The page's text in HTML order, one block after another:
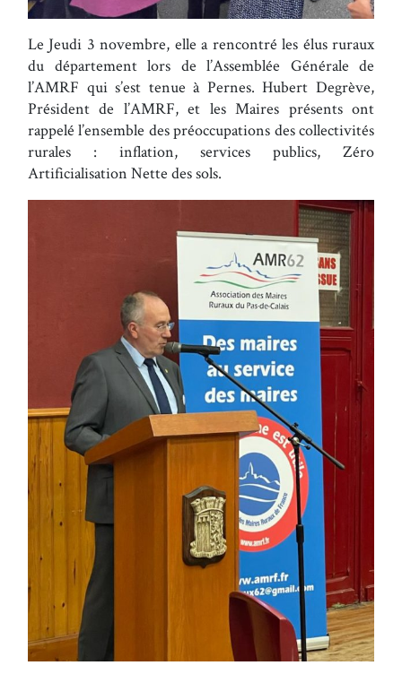
Le Jeudi 3 novembre, elle a rencontré les élus ruraux
du département lors de l’Assemblée Générale de
l’AMRF qui s’est tenue à Pernes. Hubert Degrève,
Président de l’AMRF, et les Maires présents ont
rappelé l’ensemble des préoccupations des collectivités
rurales : inflation, services publics, Zéro
Artificialisation Nette des sols.